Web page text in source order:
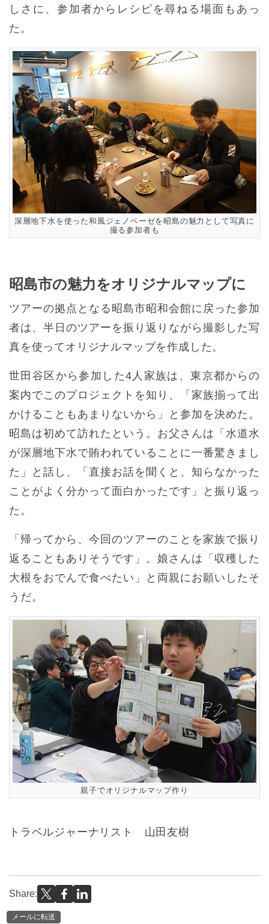
しさに、参加者からレシピを尋ねる場面もあっ
た。
深層地下水を使った和風ジェノベーゼを昭島の魅力として写真に
撮る参加者も
昭島市の魅力をオリジナルマップに
ツアーの拠点となる昭島市昭和会館に戻った参加
者は、半日のツアーを振り返りながら撮影した写
真を使ってオリジナルマップを作成した。
世田谷区から参加した4人家族は、東京都からの
案内でこのプロジェクトを知り、「家族揃って出
かけることもあまりないから」と参加を決めた。
昭島は初めて訪れたという。お父さんは「水道水
が深層地下水で賄われていることに一番驚きまし
た」と話し、「直接お話を聞くと、知らなかった
ことがよく分かって面白かったです」と振り返っ
た。
「帰ってから、今回のツアーのことを家族で振り
返ることもありそうです」。娘さんは「収穫した
大根をおでんで食べたい」と両親にお願いしたそ
うだ。
親子でオリジナルマップ作り
トラベルジャーナリスト 山田友樹
Share:
メールに転送